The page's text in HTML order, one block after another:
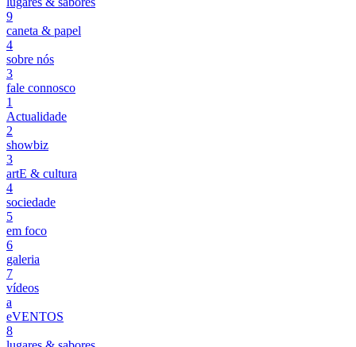
9
caneta & papel
4
sobre nós
3
fale connosco
1
Actualidade
2
showbiz
3
artE & cultura
4
sociedade
5
em foco
6
galeria
7
vídeos
a
eVENTOS
8